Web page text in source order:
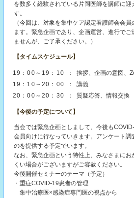
を数多く経験されている片岡医師を講師に迎
す。
（今回は、対象を集中ケア認定看護師会会
ます。緊急企画であり、企画運営、進行で
ませんが、ご了承ください。）
【タイムスケジュール】
19：00～19：10 ：
挨拶、企画の意図、
19：10～20：00
：
講義
20：00～20：30
： 質疑応答、情報交換
【今後の予定について】
当会では緊急企画としまして、今後も
会員向けに行なっていきます。アンケート調
のを提供する予定でいます。
なお、緊急企画という特性上、みなさまにお
くい場合がございますがご容赦ください。
今後開催セミナーのテーマ（予定）
・重症COVID-19患者の管理
集中治療医×感染症専門医の視点から